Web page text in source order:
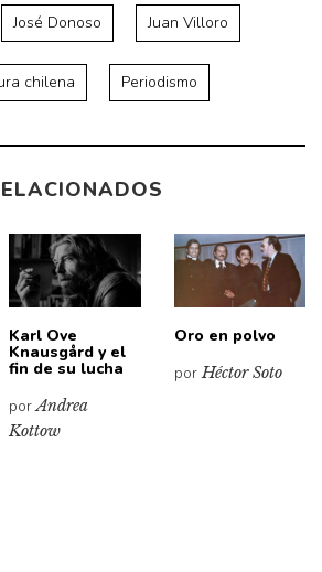
José Donoso Juan Villoro
chilena Periodismo
Karl Ove
Knausgård y el
fin de su lucha
porAndrea
Kottow
Oro en polvo
porHéctor Soto